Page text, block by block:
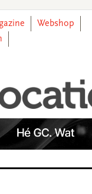
Webshop